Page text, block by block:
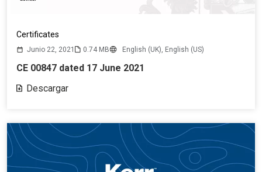
Certificates
Junio 22, 2021 0.74 MB English (UK), English (US)
CE 00847 dated 17 June 2021
Descargar